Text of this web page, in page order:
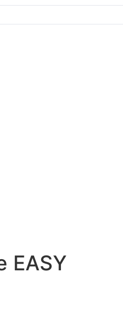
EASY